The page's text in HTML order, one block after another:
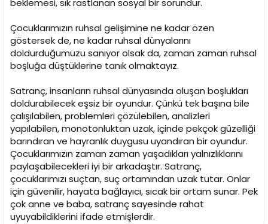
beklemesi, sık rastlanan sosyal bir sorundur.
Çocuklarımızın ruhsal gelişimine ne kadar özen
göstersek de, ne kadar ruhsal dünyalarını
doldurduğumuzu sanıyor olsak da, zaman zaman ruhsal
boşluğa düştüklerine tanık olmaktayız.
Satranç, insanların ruhsal dünyasında oluşan boşlukları
doldurabilecek eşsiz bir oyundur. Çünkü tek başına bile
çalışılabilen, problemleri çözülebilen, analizleri
yapılabilen, monotonluktan uzak, içinde pekçok güzelliği
barındıran ve hayranlık duygusu uyandıran bir oyundur.
Çocuklarımızın zaman zaman yaşadıkları yalnızlıklarını
paylaşabilecekleri iyi bir arkadaştır. Satranç,
çocuklarımızı suçtan, suç ortamından uzak tutar. Onlar
için güvenilir, hayata bağlayıcı, sıcak bir ortam sunar. Pek
çok anne ve baba, satranç sayesinde rahat
uyuyabildiklerini ifade etmişlerdir.